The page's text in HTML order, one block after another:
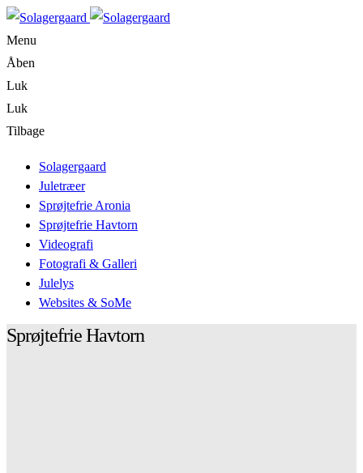
Menu
Åben
Luk
Luk
Tilbage
Solagergaard
Juletræer
Sprøjtefrie Aronia
Sprøjtefrie Havtorn
Videografi
Fotografi & Galleri
Julelys
Websites & SoMe
Sprøjtefrie Havtorn